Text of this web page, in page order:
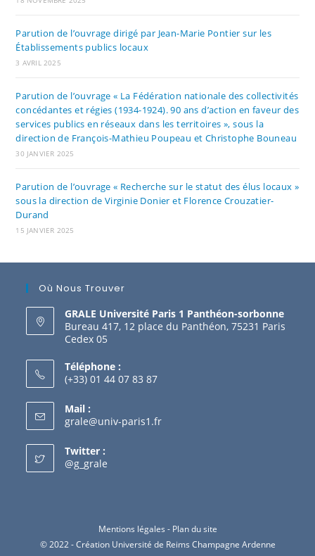
Parution de l’ouvrage dirigé par Jean-Marie Pontier sur les
Établissements publics locaux
3 AVRIL 2025
Parution de l’ouvrage « La Fédération nationale des collectivités
concédantes et régies (1934-1924). 90 ans d’action en faveur des
services publics en réseaux dans les territoires », sous la
direction de François-Mathieu Poupeau et Christophe Bouneau
30 JANVIER 2025
Parution de l’ouvrage « Recherche sur le statut des élus locaux »
sous la direction de Virginie Donier et Florence Crouzatier-
Durand
15 JANVIER 2025
Où Nous Trouver
GRALE Université Paris 1 Panthéon-sorbonne
Bureau 417, 12 place du Panthéon, 75231 Paris
Cedex 05
Téléphone :
(+33) 01 44 07 83 87
Mail :
grale@univ-paris1.fr
Twitter :
@g_grale
Mentions légales - Plan du site
© 2022 - Création Université de Reims Champagne Ardenne